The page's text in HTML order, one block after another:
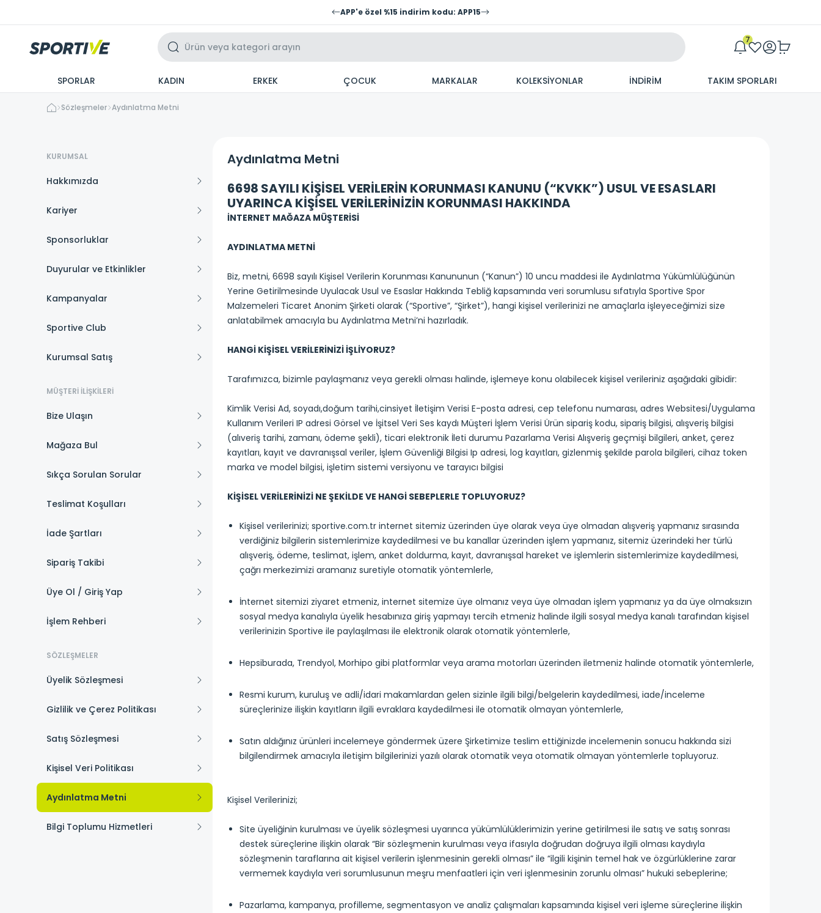
APP'e özel %15 indirim kodu: APP15
7
SPORLAR KADIN ERKEK ÇOCUK MARKALAR KOLEKSİYONLAR İNDİRİM TAKIM SPORLARI
Sözleşmeler Aydınlatma Metni
KURUMSAL
Hakkımızda
Kariyer
Sponsorluklar
Duyurular ve Etkinlikler
Kampanyalar
Sportive Club
Kurumsal Satış
MÜŞTERI İLIŞKILERI
Bize Ulaşın
Mağaza Bul
Sıkça Sorulan Sorular
Teslimat Koşulları
İade Şartları
Sipariş Takibi
Üye Ol / Giriş Yap
İşlem Rehberi
SÖZLEŞMELER
Üyelik Sözleşmesi
Gizlilik ve Çerez Politikası
Satış Sözleşmesi
Kişisel Veri Politikası
Aydınlatma Metni
Bilgi Toplumu Hizmetleri
Aydınlatma Metni
6698 SAYILI KİŞİSEL VERİLERİN KORUNMASI KANUNU (“KVKK”) USUL VE ESASLARI
UYARINCA KİŞİSEL VERİLERİNİZİN KORUNMASI HAKKINDA
İNTERNET MAĞAZA MÜŞTERİSİ
AYDINLATMA METNİ
Biz, metni, 6698 sayılı Kişisel Verilerin Korunması Kanununun (“Kanun”) 10 uncu maddesi ile Aydınlatma Yükümlülüğünün
Yerine Getirilmesinde Uyulacak Usul ve Esaslar Hakkında Tebliğ kapsamında veri sorumlusu sıfatıyla Sportive Spor
Malzemeleri Ticaret Anonim Şirketi olarak (“Sportive”, “Şirket”), hangi kişisel verilerinizi ne amaçlarla işleyeceğimizi size
anlatabilmek amacıyla bu Aydınlatma Metni’ni hazırladık.
HANGİ KİŞİSEL VERİLERİNİZİ İŞLİYORUZ?
Tarafımızca, bizimle paylaşmanız veya gerekli olması halinde, işlemeye konu olabilecek kişisel verileriniz aşağıdaki gibidir:
Kimlik Verisi Ad, soyadı,doğum tarihi,cinsiyet İletişim Verisi E-posta adresi, cep telefonu numarası, adres Websitesi/Uygulama
Kullanım Verileri IP adresi Görsel ve İşitsel Veri Ses kaydı Müşteri İşlem Verisi Ürün sipariş kodu, sipariş bilgisi, alışveriş bilgisi
(alıveriş tarihi, zamanı, ödeme şekli), ticari elektronik İleti durumu Pazarlama Verisi Alışveriş geçmişi bilgileri, anket, çerez
kayıtları, kayıt ve davranışsal veriler, İşlem Güvenliği Bilgisi Ip adresi, log kayıtları, gizlenmiş şekilde parola bilgileri, cihaz token
marka ve model bilgisi, işletim sistemi versiyonu ve tarayıcı bilgisi
KİŞİSEL VERİLERİNİZİ NE ŞEKİLDE VE HANGİ SEBEPLERLE TOPLUYORUZ?
Kişisel verilerinizi; sportive.com.tr internet sitemiz üzerinden üye olarak veya üye olmadan alışveriş yapmanız sırasında
verdiğiniz bilgilerin sistemlerimize kaydedilmesi ve bu kanallar üzerinden işlem yapmanız, sitemiz üzerindeki her türlü
alışveriş, ödeme, teslimat, işlem, anket doldurma, kayıt, davranışsal hareket ve işlemlerin sistemlerimize kaydedilmesi,
çağrı merkezimizi aramanız suretiyle otomatik yöntemlerle,
İnternet sitemizi ziyaret etmeniz, internet sitemize üye olmanız veya üye olmadan işlem yapmanız ya da üye olmaksızın
sosyal medya kanalıyla üyelik hesabınıza giriş yapmayı tercih etmeniz halinde ilgili sosyal medya kanalı tarafından kişisel
verilerinizin Sportive ile paylaşılması ile elektronik olarak otomatik yöntemlerle,
Hepsiburada, Trendyol, Morhipo gibi platformlar veya arama motorları üzerinden iletmeniz halinde otomatik yöntemlerle,
Resmi kurum, kuruluş ve adli/idari makamlardan gelen sizinle ilgili bilgi/belgelerin kaydedilmesi, iade/inceleme
süreçlerinize ilişkin kayıtların ilgili evraklara kaydedilmesi ile otomatik olmayan yöntemlerle,
Satın aldığınız ürünleri incelemeye göndermek üzere Şirketimize teslim ettiğinizde incelemenin sonucu hakkında sizi
bilgilendirmek amacıyla iletişim bilgilerinizi yazılı olarak otomatik veya otomatik olmayan yöntemlerle topluyoruz.
Kişisel Verilerinizi;
Site üyeliğinin kurulması ve üyelik sözleşmesi uyarınca yükümlülüklerimizin yerine getirilmesi ile satış ve satış sonrası
destek süreçlerine ilişkin olarak “Bir sözleşmenin kurulması veya ifasıyla doğrudan doğruya ilgili olması kaydıyla
sözleşmenin taraflarına ait kişisel verilerin işlenmesinin gerekli olması” ile “ilgili kişinin temel hak ve özgürlüklerine zarar
vermemek kaydıyla veri sorumlusunun meşru menfaatleri için veri işlenmesinin zorunlu olması” hukuki sebeplerine;
Pazarlama, kampanya, profilleme, segmentasyon ve analiz çalışmaları kapsamında kişisel veri işleme süreçlerine ilişkin